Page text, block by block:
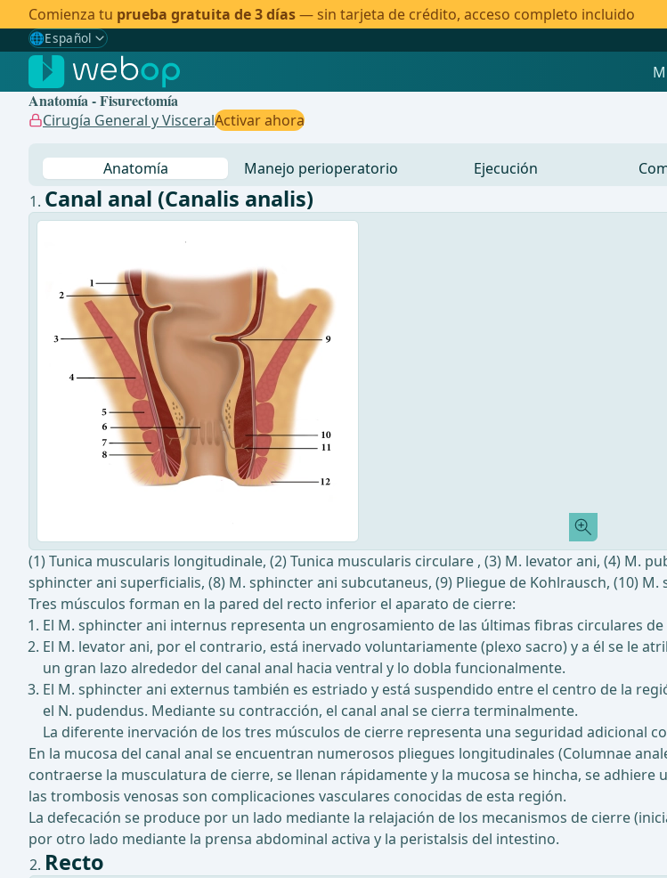
Comienza tu prueba gratuita de 3 días— sin tarjeta de crédito, acceso completo incluido
🌐Español
Gewählte Sprache: Español
🇩🇪 Alemán
🇬🇧Inglés
Brasileño
Anatomía - Fisurectomía
Cirugía General y VisceralActivar ahora
Anatomía Manejo perioperatorio Ejecución
Canal anal (Canalis analis)
(1) Tunica muscularis longitudinale, (2) Tunica muscularis circulare , (3) M. levator ani, (4) M.
sphincter ani superficialis, (8) M. sphincter ani subcutaneus, (9) Pliegue de Kohlrausch, (10)
Tres músculos forman en la pared del recto inferior el aparato de cierre:
El M. sphincter ani internus representa un engrosamiento de las últimas fibras circulares
El M. levator ani, por el contrario, está inervado voluntariamente (plexo sacro) y a él se le
un gran lazo alrededor del canal anal hacia ventral y lo dobla funcionalmente.
El M. sphincter ani externus también es estriado y está suspendido entre el centro de la
el N. pudendus. Mediante su contracción, el canal anal se cierra terminalmente.
La diferente inervación de los tres músculos de cierre representa una seguridad adicional
En la mucosa del canal anal se encuentran numerosos pliegues longitudinales (Columnae
contraerse la musculatura de cierre, se llenan rápidamente y la mucosa se hincha, se
las trombosis venosas son complicaciones vasculares conocidas de esta región.
La defecación se produce por un lado mediante la relajación de los mecanismos de cierre
por otro lado mediante la prensa abdominal activa y la peristalsis del intestino.
Recto